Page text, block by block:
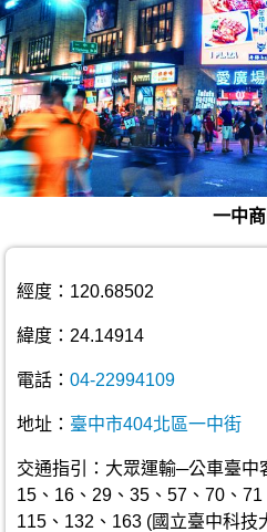
一中
經度：120.68502
緯度：24.14914
電話： 04-22994109
地址： 臺中市404北區一中街
交通指引：大眾運輸─公車臺中
15、16、29、35、57、70、
115、132、163 (國立臺中科技